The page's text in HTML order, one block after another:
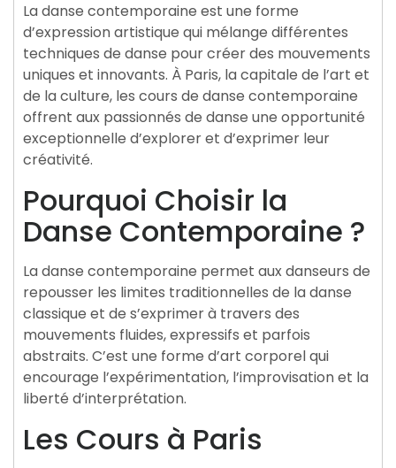
La danse contemporaine est une forme
d’expression artistique qui mélange différentes
techniques de danse pour créer des mouvements
uniques et innovants. À Paris, la capitale de l’art et
de la culture, les cours de danse contemporaine
offrent aux passionnés de danse une opportunité
exceptionnelle d’explorer et d’exprimer leur
créativité.
Pourquoi Choisir la
Danse Contemporaine ?
La danse contemporaine permet aux danseurs de
repousser les limites traditionnelles de la danse
classique et de s’exprimer à travers des
mouvements fluides, expressifs et parfois
abstraits. C’est une forme d’art corporel qui
encourage l’expérimentation, l’improvisation et la
liberté d’interprétation.
Les Cours à Paris